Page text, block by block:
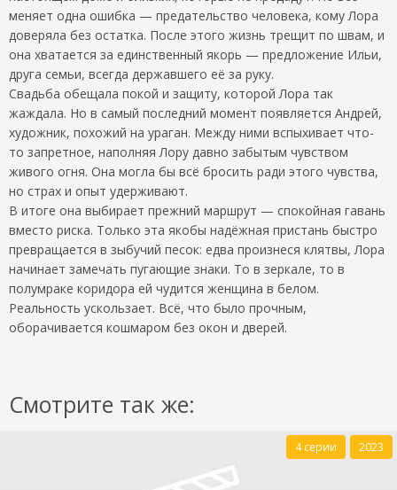
меняет одна ошибка — предательство человека, кому Лора
доверяла без остатка. После этого жизнь трещит по швам, и
она хватается за единственный якорь — предложение Ильи,
друга семьи, всегда державшего её за руку.
Свадьба обещала покой и защиту, которой Лора так
жаждала. Но в самый последний момент появляется Андрей,
художник, похожий на ураган. Между ними вспыхивает что-
то запретное, наполняя Лору давно забытым чувством
живого огня. Она могла бы всё бросить ради этого чувства,
но страх и опыт удерживают.
В итоге она выбирает прежний маршрут — спокойная гавань
вместо риска. Только эта якобы надёжная пристань быстро
превращается в зыбучий песок: едва произнеся клятвы, Лора
начинает замечать пугающие знаки. То в зеркале, то в
полумраке коридора ей чудится женщина в белом.
Реальность ускользает. Всё, что было прочным,
оборачивается кошмаром без окон и дверей.
Смотрите так же:
4 серии 2023